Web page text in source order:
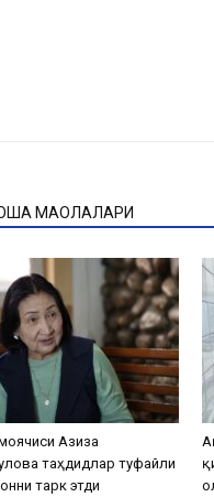
МАҚОЛАЛАРИ
Азиза
таҳдидлар туфайли
тарк этди